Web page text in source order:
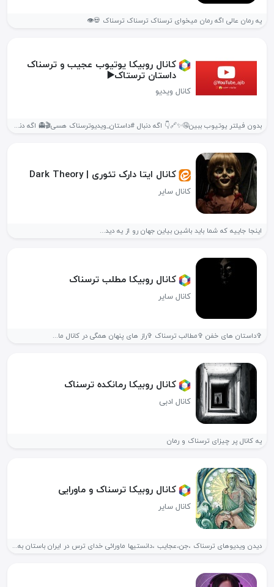
یه رمان عالی اگه رمان میخوای ترسناک ترسناک ترسناک 💀👁
کانال روبیکا یوتیوب عجیب و ترسناک
داستان ترستاک▶️
کانال ویدیو
بدون فیلتر یوتیوب ببین🤤✨🔗👇 اگه دنبال #داستان_ویدیوترسناک هسی🎬👻 اگه دنبال ویدیو #عجیب_یوتیوب ...
کانال ایتا دارک تئوری | Dark Theory
کانال سایر
اینجا جاییه که شما باید باشین بیاین جهان رو از یه دید...
کانال روبیکا مطلب ترسناک
کانال سایر
✞داستان های خفن ✞مطالب ترسناک ✞راز های پنهان همگی در کانال ما...
کانال روبیکا رمانکده ترسناک
کانال ادبی
یه کانال پر چیزای ترسناک و رمان
کانال روبیکا ترسناک و ماورایی
کانال سایر
دیدن ویدیوهای ترسناک ،جن،عجایب ،دانستیها ماورائی خدای ترس در ایران باستان به...